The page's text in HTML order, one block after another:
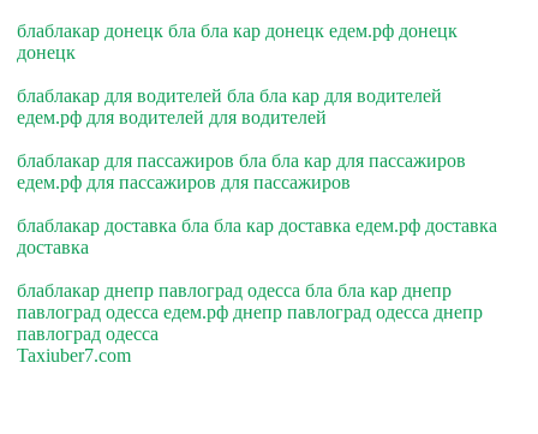
блаблакар донецк бла бла кар донецк едем.рф донецк
донецк
блаблакар для водителей бла бла кар для водителей
едем.рф для водителей для водителей
блаблакар для пассажиров бла бла кар для пассажиров
едем.рф для пассажиров для пассажиров
блаблакар доставка бла бла кар доставка едем.рф доставка
доставка
блаблакар днепр павлоград одесса бла бла кар днепр
павлоград одесса едем.рф днепр павлоград одесса днепр
павлоград одесса
Taxiuber7.com